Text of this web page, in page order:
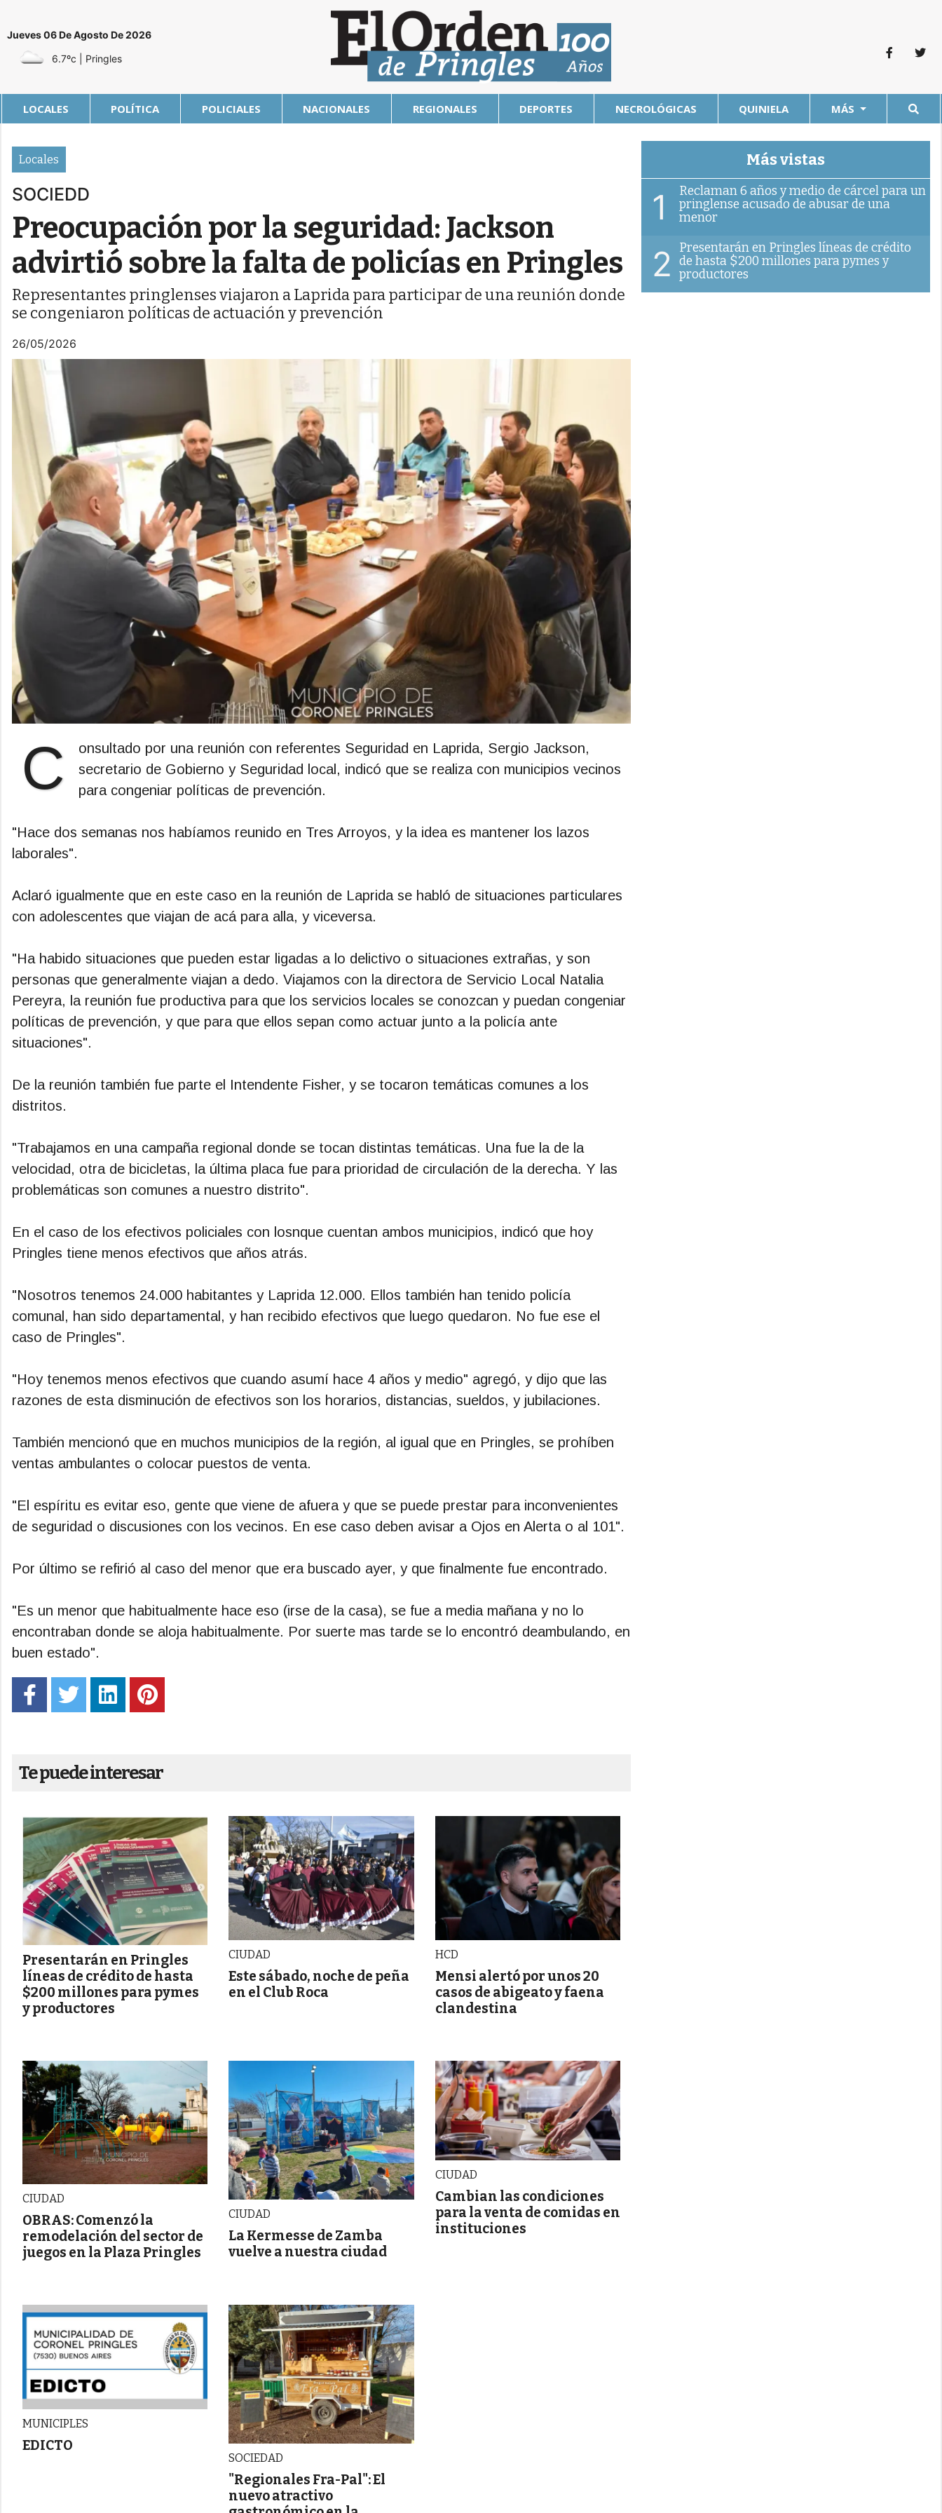
Jueves 06 De Agosto De 2026
6.7ºc
| Pringles
LOCALES POLÍTICA POLICIALES NACIONALES REGIONALES DEPORTES NECROLÓGICAS QUINIELA MÁS
Locales
SOCIEDD
Preocupación por la seguridad: Jackson
advirtió sobre la falta de policías en Pringles
Representantes pringlenses viajaron a Laprida para participar de una reunión donde
se congeniaron políticas de actuación y prevención
26/05/2026
C
onsultado por una reunión con referentes Seguridad en Laprida, Sergio Jackson,
secretario de Gobierno y Seguridad local, indicó que se realiza con municipios vecinos
para congeniar políticas de prevención.
"Hace dos semanas nos habíamos reunido en Tres Arroyos, y la idea es mantener los lazos
laborales".
Aclaró igualmente que en este caso en la reunión de Laprida se habló de situaciones particulares
con adolescentes que viajan de acá para alla, y viceversa.
"Ha habido situaciones que pueden estar ligadas a lo delictivo o situaciones extrañas, y son
personas que generalmente viajan a dedo. Viajamos con la directora de Servicio Local Natalia
Pereyra, la reunión fue productiva para que los servicios locales se conozcan y puedan congeniar
políticas de prevención, y que para que ellos sepan como actuar junto a la policía ante
situaciones".
De la reunión también fue parte el Intendente Fisher, y se tocaron temáticas comunes a los
distritos.
"Trabajamos en una campaña regional donde se tocan distintas temáticas. Una fue la de la
velocidad, otra de bicicletas, la última placa fue para prioridad de circulación de la derecha. Y las
problemáticas son comunes a nuestro distrito".
En el caso de los efectivos policiales con losnque cuentan ambos municipios, indicó que hoy
Pringles tiene menos efectivos que años atrás.
"Nosotros tenemos 24.000 habitantes y Laprida 12.000. Ellos también han tenido policía
comunal, han sido departamental, y han recibido efectivos que luego quedaron. No fue ese el
caso de Pringles".
"Hoy tenemos menos efectivos que cuando asumí hace 4 años y medio" agregó, y dijo que las
razones de esta disminución de efectivos son los horarios, distancias, sueldos, y jubilaciones.
También mencionó que en muchos municipios de la región, al igual que en Pringles, se prohíben
ventas ambulantes o colocar puestos de venta.
"El espíritu es evitar eso, gente que viene de afuera y que se puede prestar para inconvenientes
de seguridad o discusiones con los vecinos. En ese caso deben avisar a Ojos en Alerta o al 101".
Por último se refirió al caso del menor que era buscado ayer, y que finalmente fue encontrado.
"Es un menor que habitualmente hace eso (irse de la casa), se fue a media mañana y no lo
encontraban donde se aloja habitualmente. Por suerte mas tarde se lo encontró deambulando, en
buen estado".
Te puede interesar
Presentarán en Pringles
líneas de crédito de hasta
$200 millones para pymes
y productores
CIUDAD
Este sábado, noche de peña
en el Club Roca
HCD
Mensi alertó por unos 20
casos de abigeato y faena
clandestina
CIUDAD
OBRAS: Comenzó la
remodelación del sector de
juegos en la Plaza Pringles
CIUDAD
La Kermesse de Zamba
vuelve a nuestra ciudad
CIUDAD
Cambian las condiciones
para la venta de comidas en
instituciones
MUNICIPLES
EDICTO
SOCIEDAD
"Regionales Fra-Pal": El
nuevo atractivo
Más vistas
1
Reclaman 6 años y medio de cárcel para un
pringlense acusado de abusar de una
menor
2
Presentarán en Pringles líneas de crédito
de hasta $200 millones para pymes y
productores